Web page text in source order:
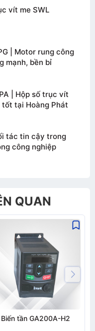
vít me SWL
| Motor rung công
mạnh, bền bỉ
| Hộp số trục vít
tốt tại Hoàng Phát
tác tin cậy trong
công nghiệp
QUAN
Biến tần GA200A-H2